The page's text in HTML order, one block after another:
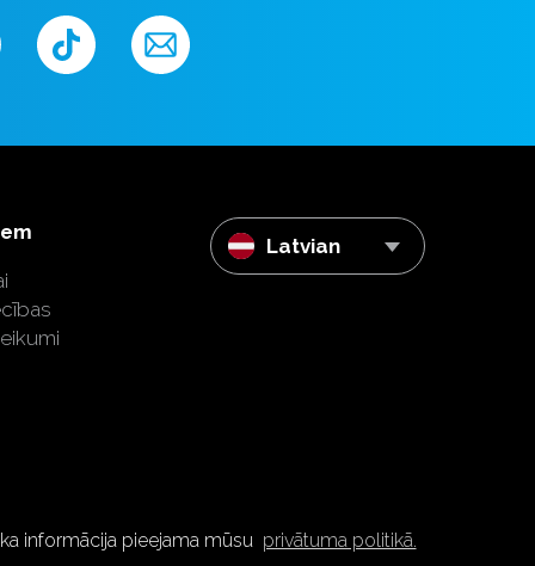
informācija pieejama mūsu privātuma politikā.
Latvian